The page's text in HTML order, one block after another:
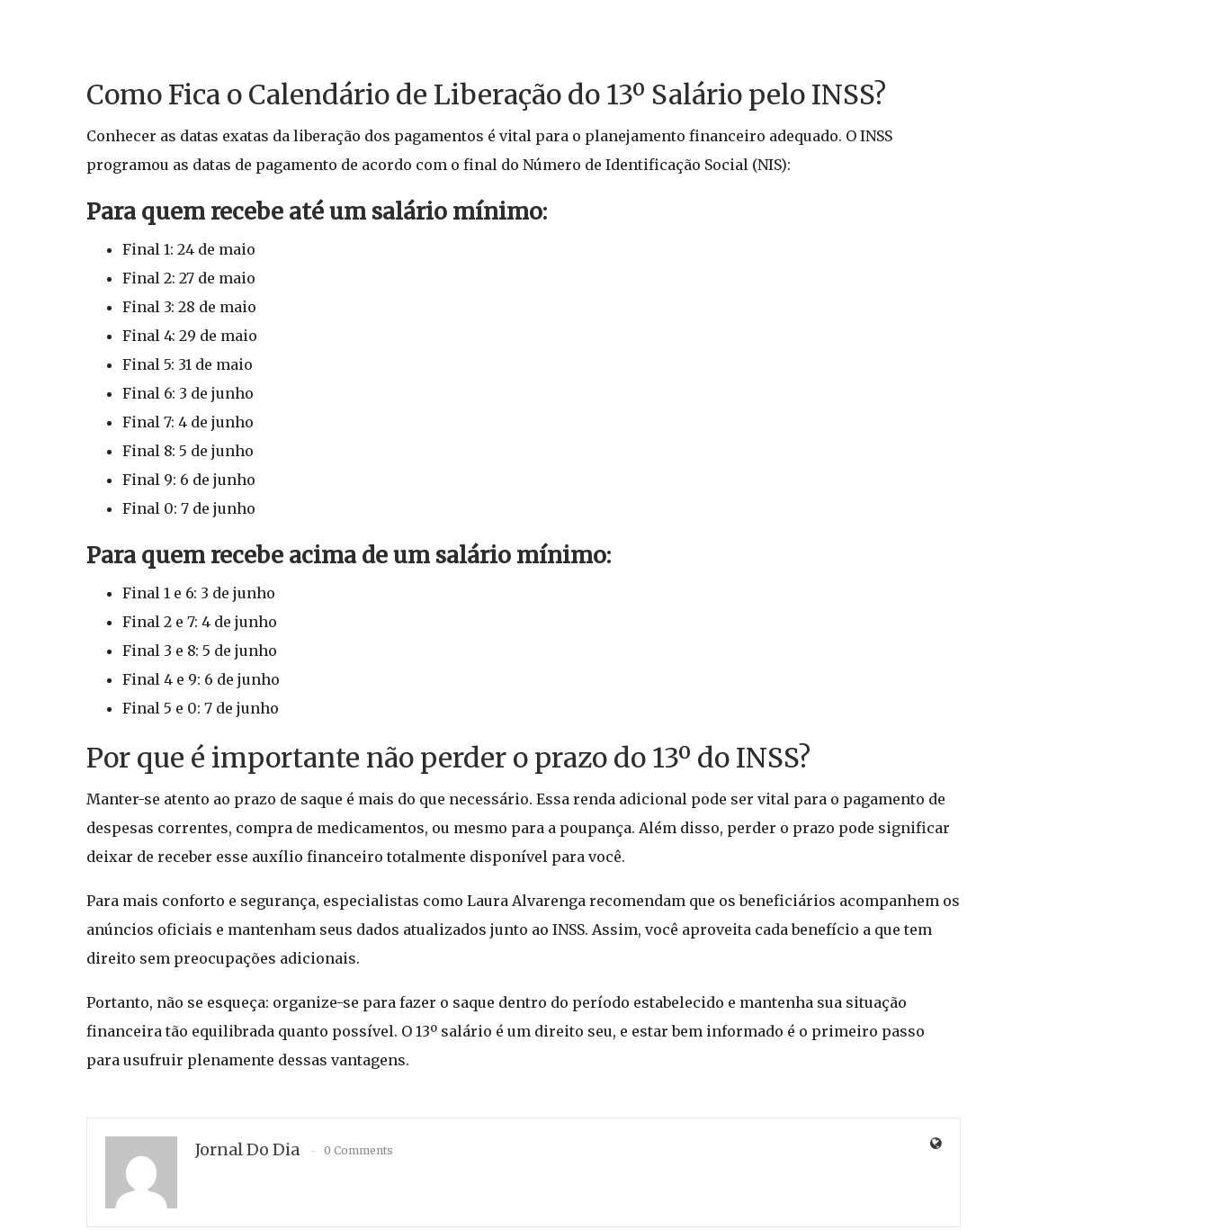
Como Fica o Calendário de Liberação do 13º Salário pelo INSS?
Conhecer as datas exatas da liberação dos pagamentos é vital para o planejamento financeiro adequado. O INSS
programou as datas de pagamento de acordo com o final do Número de Identificação Social (NIS):
Para quem recebe até um salário mínimo:
Final 1: 24 de maio
Final 2: 27 de maio
Final 3: 28 de maio
Final 4: 29 de maio
Final 5: 31 de maio
Final 6: 3 de junho
Final 7: 4 de junho
Final 8: 5 de junho
Final 9: 6 de junho
Final 0: 7 de junho
Para quem recebe acima de um salário mínimo:
Final 1 e 6: 3 de junho
Final 2 e 7: 4 de junho
Final 3 e 8: 5 de junho
Final 4 e 9: 6 de junho
Final 5 e 0: 7 de junho
Por que é importante não perder o prazo do 13º do INSS?
Manter-se atento ao prazo de saque é mais do que necessário. Essa renda adicional pode ser vital para o pagamento de
despesas correntes, compra de medicamentos, ou mesmo para a poupança. Além disso, perder o prazo pode significar
deixar de receber esse auxílio financeiro totalmente disponível para você.
Para mais conforto e segurança, especialistas como Laura Alvarenga recomendam que os beneficiários acompanhem os
anúncios oficiais e mantenham seus dados atualizados junto ao INSS. Assim, você aproveita cada benefício a que tem
direito sem preocupações adicionais.
Portanto, não se esqueça: organize-se para fazer o saque dentro do período estabelecido e mantenha sua situação
financeira tão equilibrada quanto possível. O 13º salário é um direito seu, e estar bem informado é o primeiro passo
para usufruir plenamente dessas vantagens.
Jornal Do Dia 0 Comments